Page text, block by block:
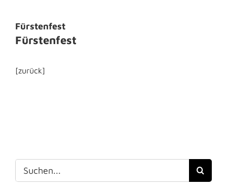
Fürstenfest
Fürstenfest
[zurück]
Suche
nach: